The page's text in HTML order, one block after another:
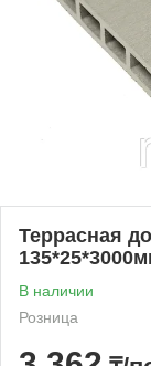
Террасная
В наличии
Розница